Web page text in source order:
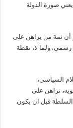
صورة الدولة
أن ثمة من يراهن على
ولما لا، نقطة
السياسي،
تراهن على
السلطة قبل ان يكون